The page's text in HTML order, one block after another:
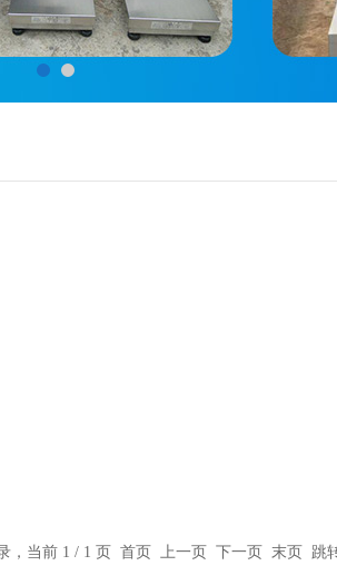
，当前 1 / 1 页 首页 上一页 下一页 末页 跳